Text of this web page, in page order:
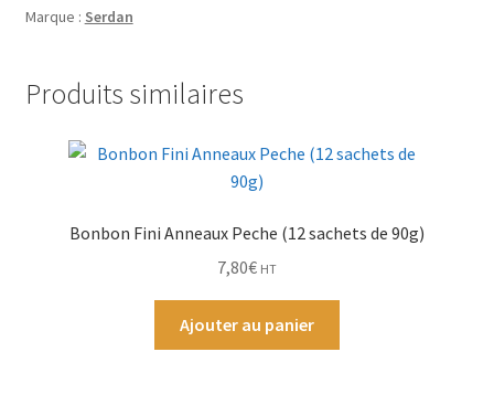
Alimentaire
Encens
Entretien / Nettoyage
Marque : Serdan
Produits similaires
Bonbon Fini Anneaux Peche (12 sachets de 90g)
7,80€ HT
Ajouter au panier